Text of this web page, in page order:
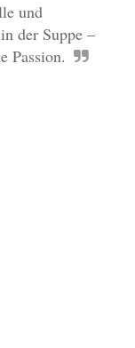
und
der Suppe –
Passion.